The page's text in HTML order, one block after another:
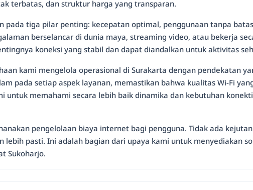
terbatas, dan struktur harga yang transparan.
tiga pilar penting: kecepatan optimal, penggunaan tanpa
berselancar di dunia maya, streaming video, atau bekerja
koneksi yang stabil dan dapat diandalkan untuk aktivitas
kami mengelola operasional di Surakarta dengan pendekatan
pada setiap aspek layanan, memastikan bahwa kualitas Wi-Fi
untuk memahami secara lebih baik dinamika dan kebutuhan
pengelolaan biaya internet bagi pengguna. Tidak ada
pasti. Ini adalah bagian dari upaya kami untuk menyediakan
Sukoharjo.